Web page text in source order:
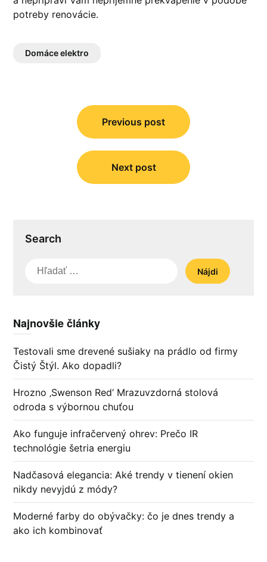
potreby renovácie.
Domáce elektro
Previous post
Next post
Search
Hľadať:
Najnovšie články
Testovali sme drevené sušiaky na prádlo od firmy
Čistý Štýl. Ako dopadli?
Hrozno ‚Swenson Red‘ Mrazuvzdorná stolová
odroda s výbornou chuťou
Ako funguje infračervený ohrev: Prečo IR
technológie šetria energiu
Nadčasová elegancia: Aké trendy v tienení okien
nikdy nevyjdú z módy?
Moderné farby do obývačky: čo je dnes trendy a
ako ich kombinovať